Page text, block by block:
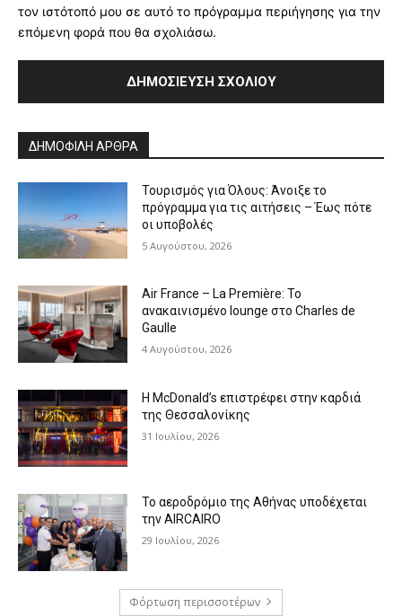
τον ιστότοπό μου σε αυτό το πρόγραμμα περιήγησης για την
επόμενη φορά που θα σχολιάσω.
ΔΗΜΟΦΙΛΗ ΑΡΘΡΑ
Τουρισμός για Όλους: Άνοιξε το
πρόγραμμα για τις αιτήσεις – Έως πότε
οι υποβολές
5 Αυγούστου, 2026
Air France – La Première: Το
ανακαινισμένο lounge στο Charles de
Gaulle
4 Αυγούστου, 2026
Η McDonald’s επιστρέφει στην καρδιά
της Θεσσαλονίκης
31 Ιουλίου, 2026
Το αεροδρόμιο της Αθήνας υποδέχεται
την AIRCAIRO
29 Ιουλίου, 2026
Φόρτωση περισσοτέρων